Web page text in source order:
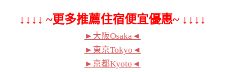
↓↓↓↓ ~更多推薦住宿便宜優惠~ ↓↓↓↓
►大阪Osaka◄
►東京Tokyo◄
►京都Kyoto◄